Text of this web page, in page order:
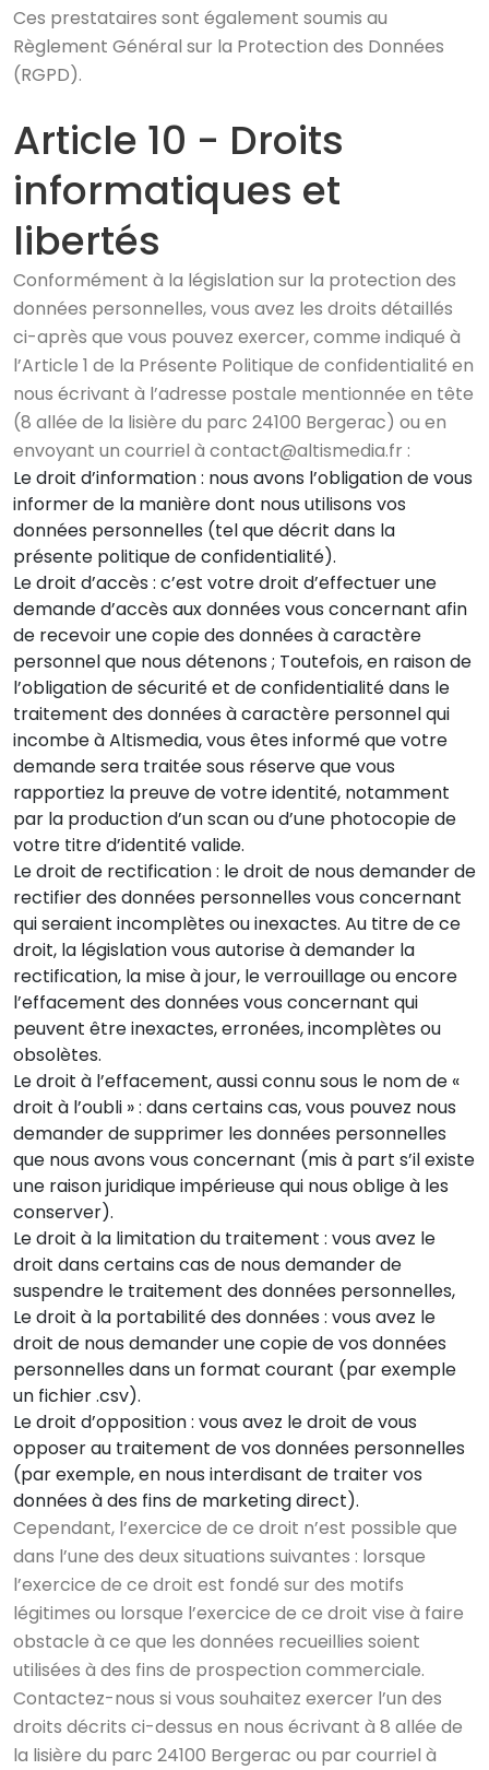
Ces prestataires sont également soumis au
Règlement Général sur la Protection des Données
(RGPD).
Article 10 - Droits
informatiques et
libertés
Conformément à la législation sur la protection des
données personnelles, vous avez les droits détaillés
ci-après que vous pouvez exercer, comme indiqué à
l’Article 1 de la Présente Politique de confidentialité en
nous écrivant à l’adresse postale mentionnée en tête
(8 allée de la lisière du parc 24100 Bergerac) ou en
envoyant un courriel à contact@altismedia.fr :
Le droit d’information : nous avons l’obligation de vous
informer de la manière dont nous utilisons vos
données personnelles (tel que décrit dans la
présente politique de confidentialité).
Le droit d’accès : c’est votre droit d’effectuer une
demande d’accès aux données vous concernant afin
de recevoir une copie des données à caractère
personnel que nous détenons ; Toutefois, en raison de
l’obligation de sécurité et de confidentialité dans le
traitement des données à caractère personnel qui
incombe à Altismedia, vous êtes informé que votre
demande sera traitée sous réserve que vous
rapportiez la preuve de votre identité, notamment
par la production d’un scan ou d’une photocopie de
votre titre d’identité valide.
Le droit de rectification : le droit de nous demander de
rectifier des données personnelles vous concernant
qui seraient incomplètes ou inexactes. Au titre de ce
droit, la législation vous autorise à demander la
rectification, la mise à jour, le verrouillage ou encore
l’effacement des données vous concernant qui
peuvent être inexactes, erronées, incomplètes ou
obsolètes.
Le droit à l’effacement, aussi connu sous le nom de «
droit à l’oubli » : dans certains cas, vous pouvez nous
demander de supprimer les données personnelles
que nous avons vous concernant (mis à part s’il existe
une raison juridique impérieuse qui nous oblige à les
conserver).
Le droit à la limitation du traitement : vous avez le
droit dans certains cas de nous demander de
suspendre le traitement des données personnelles,
Le droit à la portabilité des données : vous avez le
droit de nous demander une copie de vos données
personnelles dans un format courant (par exemple
un fichier .csv).
Le droit d’opposition : vous avez le droit de vous
opposer au traitement de vos données personnelles
(par exemple, en nous interdisant de traiter vos
données à des fins de marketing direct).
Cependant, l’exercice de ce droit n’est possible que
dans l’une des deux situations suivantes : lorsque
l’exercice de ce droit est fondé sur des motifs
légitimes ou lorsque l’exercice de ce droit vise à faire
obstacle à ce que les données recueillies soient
utilisées à des fins de prospection commerciale.
Contactez-nous si vous souhaitez exercer l’un des
droits décrits ci-dessus en nous écrivant à 8 allée de
la lisière du parc 24100 Bergerac ou par courriel à